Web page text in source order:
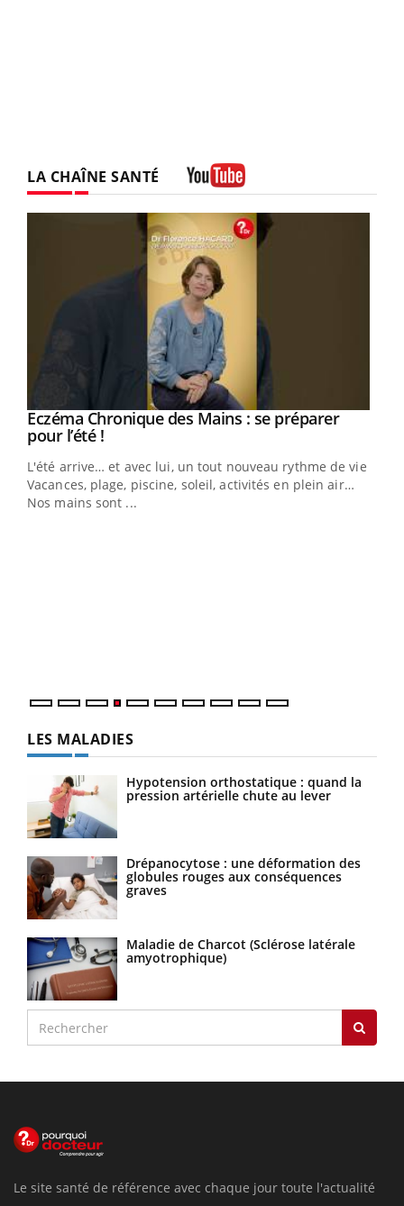
LA CHAÎNE SANTÉ
Youtube
Eczéma Chronique des Mains : se préparer
pour l’été !Youtube
L'été arrive… et avec lui, un tout nouveau rythme de vie !
Vacances, plage, piscine, soleil, activités en plein air…
Nos mains sont ...
LES MALADIES
Hypotension orthostatique : quand la
pression artérielle chute au lever
Drépanocytose : une déformation des
globules rouges aux conséquences
graves
Maladie de Charcot (Sclérose latérale
amyotrophique)
Le site santé de référence avec chaque jour toute l'actualité